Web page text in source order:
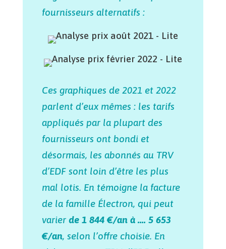
fournisseurs alternatifs :
Ces graphiques de 2021 et 2022
parlent d’eux mêmes : les tarifs
appliqués par la plupart des
fournisseurs ont bondi et
désormais, les abonnés au TRV
d’EDF sont loin d’être les plus
mal lotis. En témoigne la facture
de la famille Électron, qui peut
varier de 1 844 €/an à …. 5 653
€/an, selon l’offre choisie. En